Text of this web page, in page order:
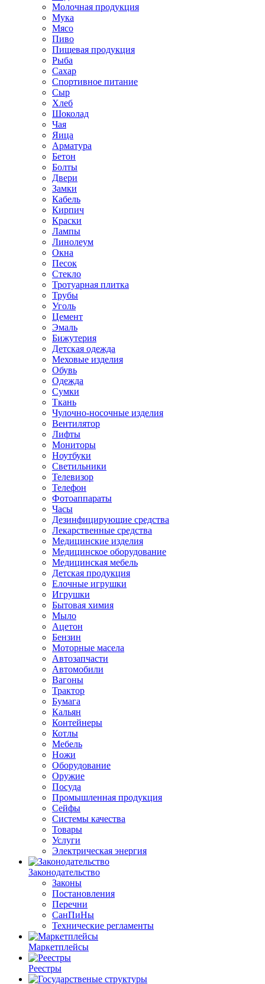
Молочная продукция
Мука
Мясо
Пиво
Пищевая продукция
Рыба
Сахар
Спортивное питание
Сыр
Хлеб
Шоколад
Чая
Яица
Арматура
Бетон
Болты
Двери
Замки
Кабель
Кирпич
Краски
Лампы
Линолеум
Окна
Песок
Стекло
Тротуарная плитка
Трубы
Уголь
Цемент
Эмаль
Бижутерия
Детская одежда
Меховые изделия
Обувь
Одежда
Сумки
Ткань
Чулочно-носочные изделия
Вентилятор
Лифты
Мониторы
Ноутбуки
Светильники
Телевизор
Телефон
Фотоаппараты
Часы
Дезинфицирующие средства
Лекарственные средства
Медицинские изделия
Медицинское оборудование
Медицинская мебель
Детская продукция
Елочные игрушки
Игрушки
Бытовая химия
Мыло
Ацетон
Бензин
Моторные масела
Автозапчасти
Автомобили
Вагоны
Трактор
Бумага
Кальян
Контейнеры
Котлы
Мебель
Ножи
Оборудование
Оружие
Посуда
Промышленная продукция
Сейфы
Системы качества
Товары
Услуги
Электрическая энергия
Законодательство
Законы
Постановления
Перечни
СанПиНы
Технические регламенты
Маркетплейсы
Реестры